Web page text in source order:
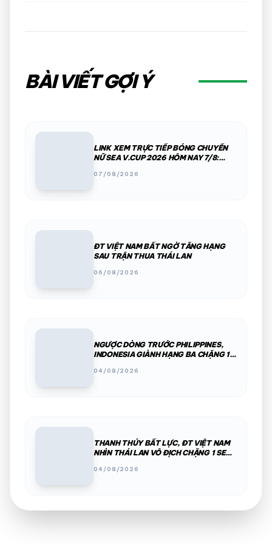
BÀI VIẾT GỢI Ý
LINK XEM TRỰC TIẾP BÓNG CHUYỀN
NỮ SEA V.CUP 2026 HÔM NAY 7/8:
07/08/2026
ĐT VIỆT NAM BẤT NGỜ TĂNG HẠNG
SAU TRẬN THUA THÁI LAN
06/08/2026
NGƯỢC DÒNG TRƯỚC PHILIPPINES,
INDONESIA GIÀNH HẠNG BA CHẶNG 1
04/08/2026
THANH THÚY BẤT LỰC, ĐT VIỆT NAM
NHÌN THÁI LAN VÔ ĐỊCH CHẶNG 1 SEA
04/08/2026